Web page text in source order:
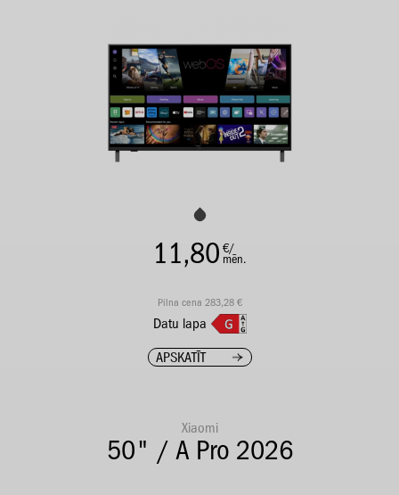
11,80 €/
mēn.
Pilna cena 283,28 €
Datu lapa
APSKATĪT
Xiaomi
50" / A Pro 2026